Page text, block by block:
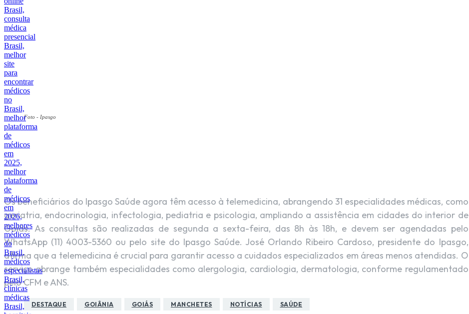
Foto - Ipasgo
Os beneficiários do Ipasgo Saúde agora têm acesso à telemedicina, abrangendo 31 especialidades médicas, como
geriatria, endocrinologia, infectologia, pediatria e psicologia, ampliando a assistência em cidades do interior de
Goiás. As consultas são realizadas de segunda a sexta-feira, das 8h às 18h, e devem ser agendadas pelo
WhatsApp (11) 4003-5360 ou pelo site do Ipasgo Saúde. José Orlando Ribeiro Cardoso, presidente do Ipasgo,
afirma que a telemedicina é crucial para garantir acesso a cuidados especializados em áreas menos atendidas. O
serviço abrange também especialidades como alergologia, cardiologia, dermatologia, conforme regulamentado
pelo CFM e ANS.
DESTAQUE GOIÂNIA GOIÁS MANCHETES NOTÍCIAS SAÚDE